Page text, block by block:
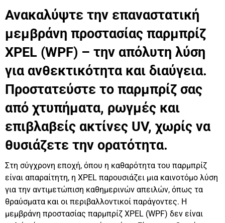
Ανακαλύψτε την επαναστατική
μεμβράνη προστασίας παρμπρίζ
XPEL (WPF) – την απόλυτη λύση
για ανθεκτικότητα και διαύγεια.
Προστατεύστε το παρμπρίζ σας
από χτυπήματα, ρωγμές και
επιβλαβείς ακτίνες UV, χωρίς να
θυσιάζετε την ορατότητα.
Στη σύγχρονη εποχή, όπου η καθαρότητα του παρμπρίζ
είναι απαραίτητη, η XPEL παρουσιάζει μια καινοτόμο λύση
για την αντιμετώπιση καθημερινών απειλών, όπως τα
θραύσματα και οι περιβαλλοντικοί παράγοντες. Η
μεμβράνη προστασίας παρμπρίζ XPEL (WPF) δεν είναι